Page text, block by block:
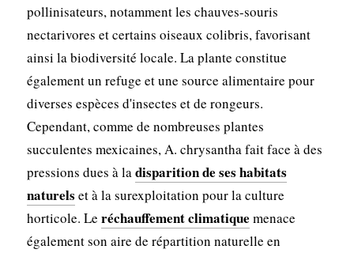
pollinisateurs, notamment les chauves-souris
nectarivores et certains oiseaux colibris, favorisant
ainsi la biodiversité locale. La plante constitue
également un refuge et une source alimentaire pour
diverses espèces d'insectes et de rongeurs.
Cependant, comme de nombreuses plantes
succulentes mexicaines, A. chrysantha fait face à des
pressions dues à ladisparition de ses habitats
naturels et à la surexploitation pour la culture
horticole. Le réchauffement climatique menace
également son aire de répartition naturelle en